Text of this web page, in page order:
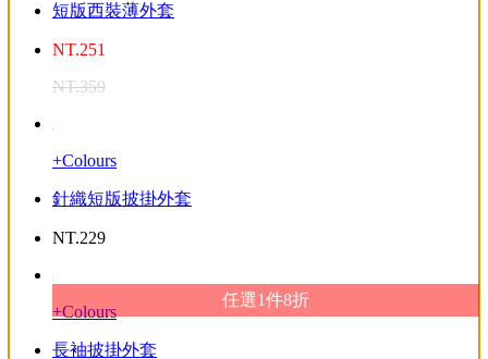
短版西裝薄外套
NT.251
NT.359
+Colours
針織短版披掛外套
NT.229
+Colours
任選1件8折
長袖披掛外套